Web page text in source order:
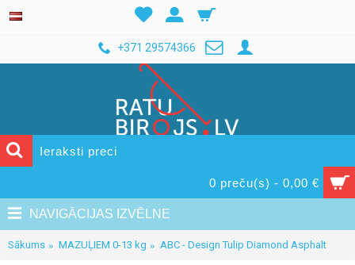
+371 29574366
0 preču(s) - 0,00 €
NAVIGĀCIJAS IZVĒLNE
Sākums MAZUĻIEM 0-13 kg ABC - Design Tulip Diamond Asphalt